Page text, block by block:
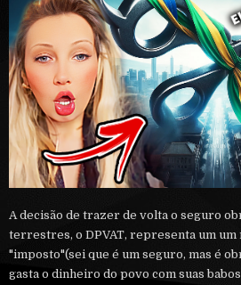
A decisão de trazer de volta o seguro
terrestres, o DPVAT, representa um um
"imposto"(sei que é um seguro, mas é
gasta o dinheiro do povo com suas